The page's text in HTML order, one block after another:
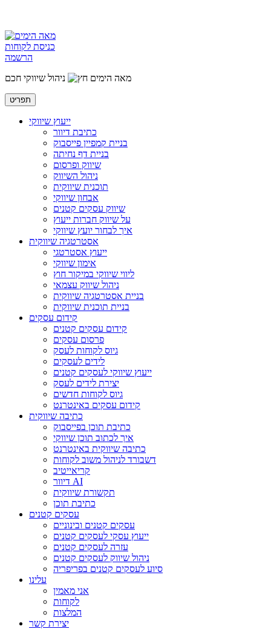
כניסת לקוחות
הרשמה
מאה הימים
ניהול שיווקי חכם
תפריט
ייעוץ שיווקי
כתיבת דיוור
בניית קמפיין פייסבוק
בניית דף נחיתה
שיווק ופרסום
ניהול השיווק
תוכנית שיווקית
אבחון שיווקי
שיווק עסקים קטנים
על שיווק חברות ייעוץ
איך לבחור יועץ שיווקי
אסטרטגיה שיווקית
ייעוץ אסטרטגי
אימון שיווקי
ליווי שיווקי במיקור חוץ
ניהול שיווק עצמאי
בניית אסטרטגיה שיווקית
בניית תוכנית שיווקית
קידום עסקים
קידום עסקים קטנים
פרסום עסקים
גיוס לקוחות לעסק
לידים לעסקים
ייעוץ שיווקי לעסקים קטנים
יצירת לידים לעסק
גיוס לקוחות חדשים
קידום עסקים באינטרנט
כתיבה שיווקית
כתיבת תוכן בפייסבוק
איך לכתוב תוכן שיווקי
כתיבה שיווקית באינטרנט
דשבורד לניהול משוב לקוחות
קריאייטיב
דיוור AI
תקשורת שיווקית
כתיבת תוכן
עסקים קטנים
עסקים קטנים ובינוניים
ייעוץ עסקי לעסקים קטנים
עזרה לעסקים קטנים
ניהול שיווק לעסקים קטנים
סיוע לעסקים קטנים בפריפריה
עלינו
אני מאמין
לקוחות
המלצות
יצירת קשר